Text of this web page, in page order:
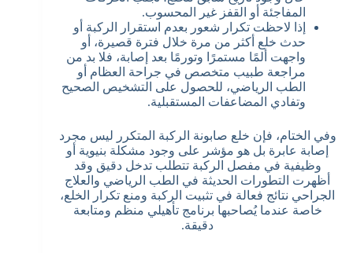
المفاجئة أو القفز غير المحسوب.
إذا لاحظت تكرار شعور بعدم استقرار الركبة أو
حدث خلع أكثر من مرة خلال فترة قصيرة، أو
واجهت ألمًا مستمرًا وتورمًا بعد إصابة، فلا بد من
مراجعة طبيب متخصص في جراحة العظام أو
الطب الرياضي، للحصول على التشخيص الصحيح
وتفادي المضاعفات المستقبلية.
وفي الختام، فإن خلع صابونة الركبة المتكرر ليس مجرد
إصابة عابرة بل هو مؤشر على وجود مشكلة بنيوية أو
وظيفية في مفصل الركبة تتطلب تدخل دقيق وقد
أظهرت التطورات الحديثة في الطب الرياضي والعلاج
الجراحي نتائج فعالة في تثبيت الركبة ومنع تكرار الخلع،
خاصة عندما يُصاحبها برنامج تأهيلي منظم ومتابعة
دقيقة.